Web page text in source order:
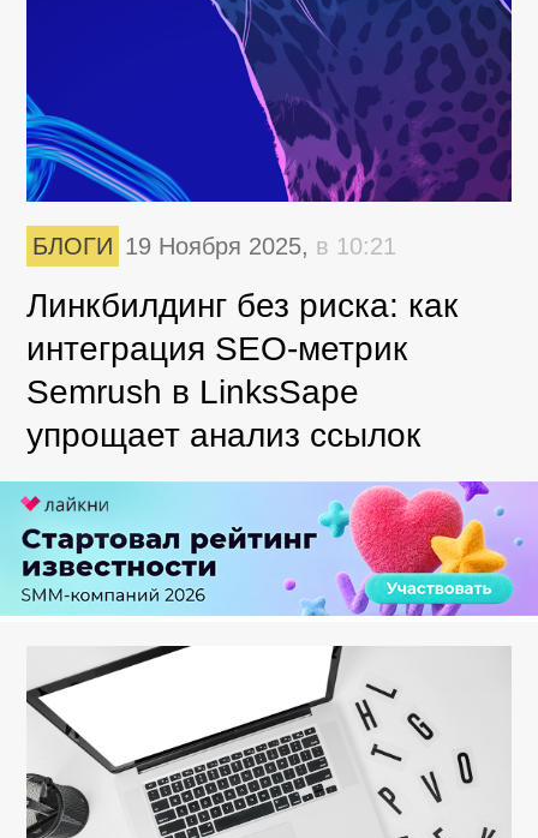
БЛОГИ 19 Ноября 2025, в 10:21
Линкбилдинг без риска: как
интеграция SEO-метрик
Semrush в LinksSape
упрощает анализ ссылок